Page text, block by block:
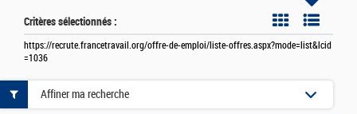
Critères sélectionnés :
https://recrute.francetravail.org/offre-de-emploi/liste-offres.aspx?mode=list&lcid
=1036
Affiner ma recherche